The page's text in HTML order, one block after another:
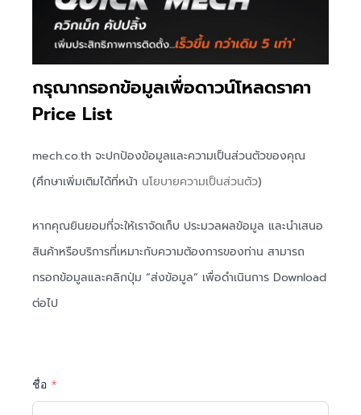
กรุณากรอกข้อมูลเพื่อดาวน์โหลดราคา
Price List
mech.co.th จะปกป้องข้อมูลและความเป็นส่วนตัวของคุณ
(ศึกษาเพิ่มเติมได้ที่หน้า นโยบายความเป็นส่วนตัว)
หากคุณยินยอมที่จะให้เราจัดเก็บ ประมวลผลข้อมูล และนำเสนอ
สินค้าหรือบริการที่เหมาะกับความต้องการของท่าน สามารถ
กรอกข้อมูลและคลิกปุ่ม “ส่งข้อมูล” เพื่อดำเนินการ Download
ต่อไป
ชื่อ